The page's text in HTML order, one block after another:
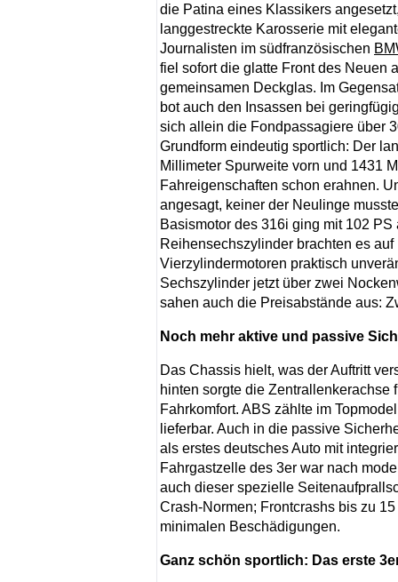
die Patina eines Klassikers
langgestreckte Karosserie mit
Journalisten im südfranzösischen
fiel sofort die glatte Front des Neuen
gemeinsamen Deckglas. Im
bot auch den Insassen bei
sich allein die Fondpassagiere über
Grundform eindeutig sportlich: Der
Millimeter Spurweite vorn und 1431
Fahreigenschaften schon erahnen.
angesagt, keiner der Neulinge
Basismotor des 316i ging mit 102
Reihensechszylinder brachten es
Vierzylindermotoren praktisch
Sechszylinder jetzt über zwei
sahen auch die Preisabstände aus:
Noch mehr aktive und passive
Das Chassis hielt, was der Auftritt
hinten sorgte die
Fahrkomfort. ABS zählte im
lieferbar. Auch in die passive
als erstes deutsches Auto mit
Fahrgastzelle des 3er war nach
auch dieser spezielle
Crash-Normen; Frontcrashs bis zu
minimalen Beschädigungen.
Ganz schön sportlich: Das erste